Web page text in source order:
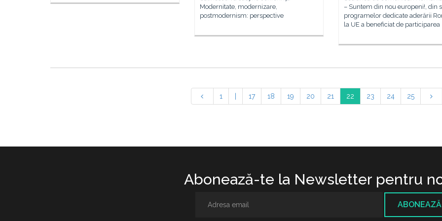
Modernitate, modernizare,
postmodernism: perspective
– Suntem din nou europeni!, din
programelor dedicate aderării
la UE a beneficiat de participarea
1 17 18 19 20 21 22 23 24 25
Abonează-te la Newsletter pentru